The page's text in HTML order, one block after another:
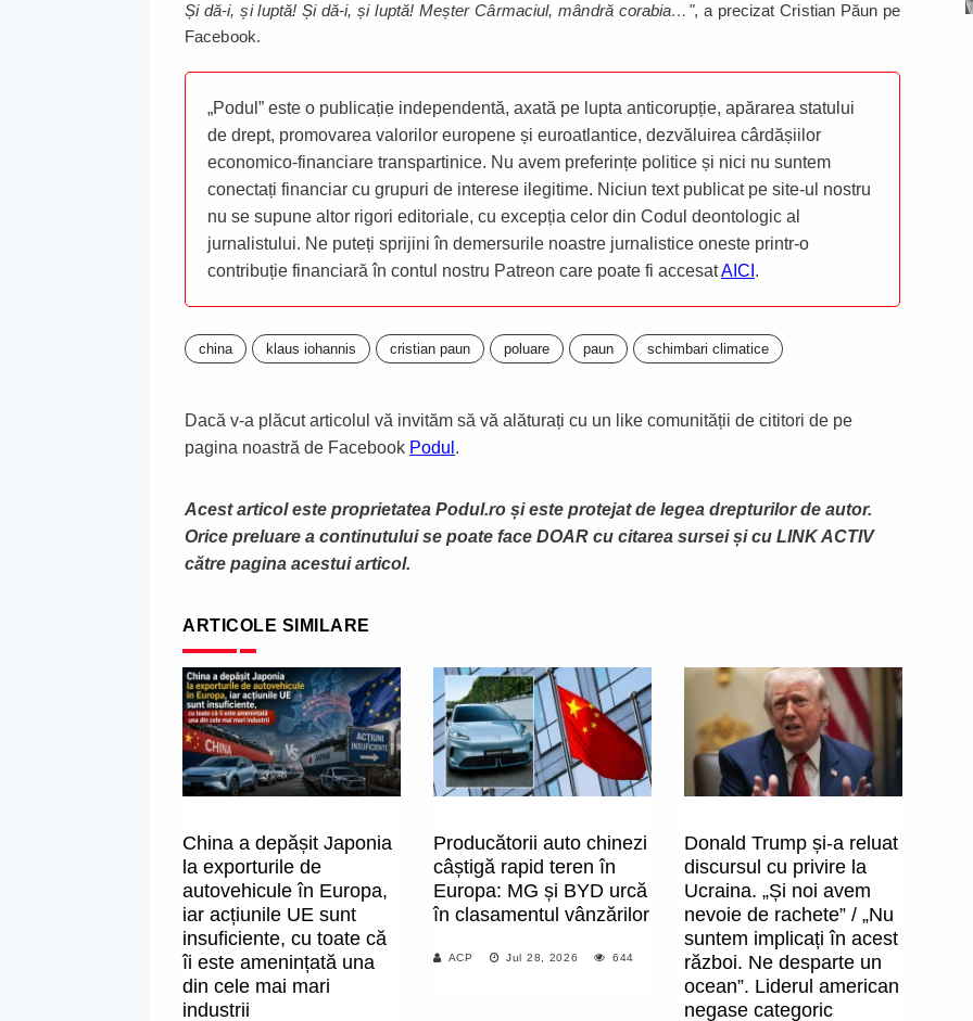
Și dă-i, și luptă! Și dă-i, și luptă! Meșter Cârmaciul, mândră corabia…", a precizat Cristian Păun pe
Facebook.
„Podul” este o publicație independentă, axată pe lupta anticorupție, apărarea statului
de drept, promovarea valorilor europene și euroatlantice, dezvăluirea cârdășiilor
economico-financiare transpartinice. Nu avem preferințe politice și nici nu suntem
conectați financiar cu grupuri de interese ilegitime. Niciun text publicat pe site-ul nostru
nu se supune altor rigori editoriale, cu excepția celor din Codul deontologic al
jurnalistului. Ne puteți sprijini în demersurile noastre jurnalistice oneste printr-o
contribuție financiară în contul nostru Patreon care poate fi accesatAICI .
china klaus iohannis cristian paun poluare paun schimbari climatice
Dacă v-a plăcut articolul vă invităm să vă alăturați cu un like comunității de cititori de pe
pagina noastră de Facebook Podul .
Acest articol este proprietatea Podul.ro și este protejat de legea drepturilor de autor.
Orice preluare a continutului se poate face DOAR cu citarea sursei și cu LINK ACTIV
către pagina acestui articol.
ARTICOLE SIMILARE
China a depășit Japonia
la exporturile de
autovehicule în Europa,
iar acțiunile UE sunt
insuficiente, cu toate că
îi este amenințată una
din cele mai mari
industrii
Producătorii auto chinezi
câștigă rapid teren în
Europa: MG și BYD urcă
în clasamentul vânzărilor
ACP Jul 28, 2026 644
Donald Trump și-a reluat
discursul cu privire la
Ucraina. „Și noi avem
nevoie de rachete” / „Nu
suntem implicați în acest
război. Ne desparte un
ocean”. Liderul american
negase categoric